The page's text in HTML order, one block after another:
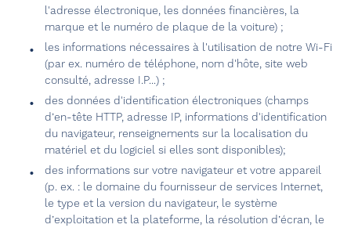
l'adresse électronique, les données financières, la
marque et le numéro de plaque de la voiture) ;
les informations nécessaires à l'utilisation de notre Wi-Fi
(par ex. numéro de téléphone, nom d'hôte, site web
consulté, adresse I.P...) ;
des données d'identification électroniques (champs
d’en-tête HTTP, adresse IP, informations d'identification
du navigateur, renseignements sur la localisation du
matériel et du logiciel si elles sont disponibles);
des informations sur votre navigateur et votre appareil
(p. ex. : le domaine du fournisseur de services Internet,
le type et la version du navigateur, le système
d’exploitation et la plateforme, la résolution d’écran, le